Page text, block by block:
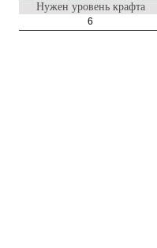
Нужен уровень крафта
6